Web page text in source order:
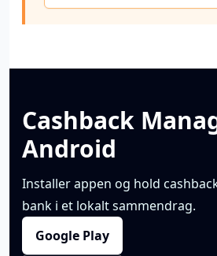
Cashback
Android
Installer appen og hold
bank i et lokalt sammendrag.
Google Play